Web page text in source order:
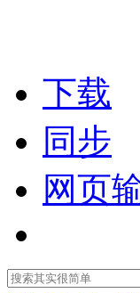
下载
同步
网页